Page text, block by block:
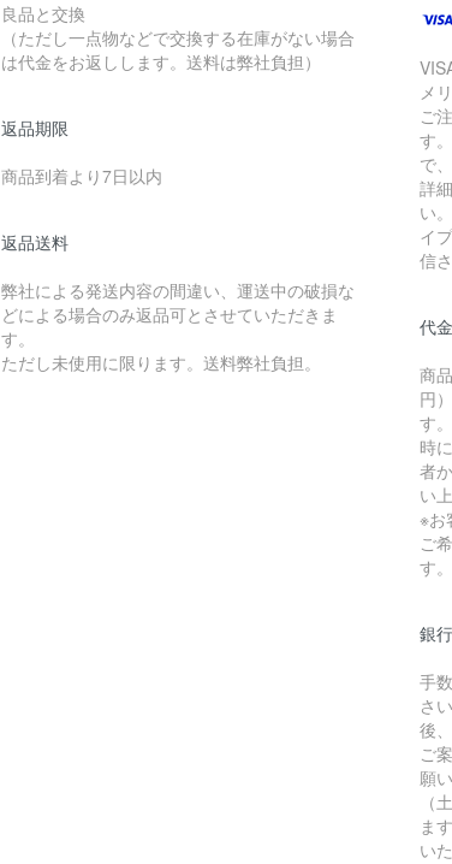
良品と交換
（ただし一点物などで交換する在庫がない場合
は代金をお返しします。送料は弊社負担）
返品期限
商品到着より7日以内
返品送料
弊社による発送内容の間違い、運送中の破損な
どによる場合のみ返品可とさせていただきま
す。
ただし未使用に限ります。送料弊社負担。
メ
ご
す
で
詳
い。
イ
信
代
商
円
す
時
者
い
※お
ご
す。
銀
手
さ
後
ご
願
（
ま
い